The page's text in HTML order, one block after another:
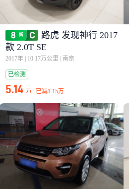
路虎 发现神行 2017
款 2.0T SE
2017年 10.17万公里 南京
已检测
5.14 万 已减1.15万